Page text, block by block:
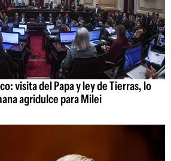
visita del Papa y ley de Tierras, lo
agridulce para Milei